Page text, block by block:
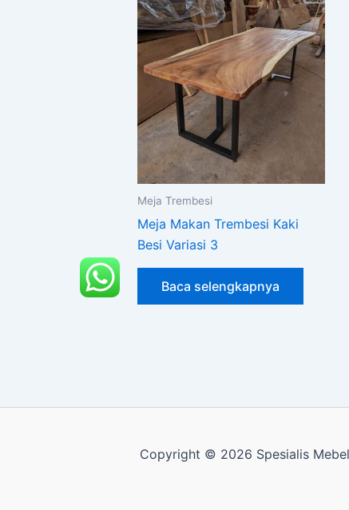
Meja Trembesi
Meja Makan Trembesi Kaki
Besi Variasi 3
Baca selengkapnya
Copyright © 2026 Spesialis